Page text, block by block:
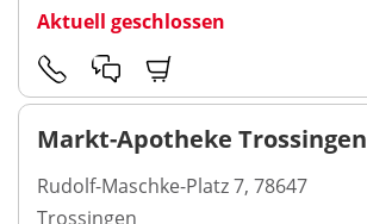
Aktuell geschlossen
Markt-Apotheke Trossingen
Rudolf-Maschke-Platz 7, 78647
Trossingen